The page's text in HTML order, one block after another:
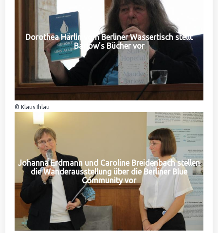
Dorothea Härlin vom Berliner Wassertisch stellt
Barlow's Bücher vor
© Klaus Ihlau
Johanna Erdmann und Caroline Breidenbach stellen
die Wanderausstellung über die Berliner Blue
Community vor